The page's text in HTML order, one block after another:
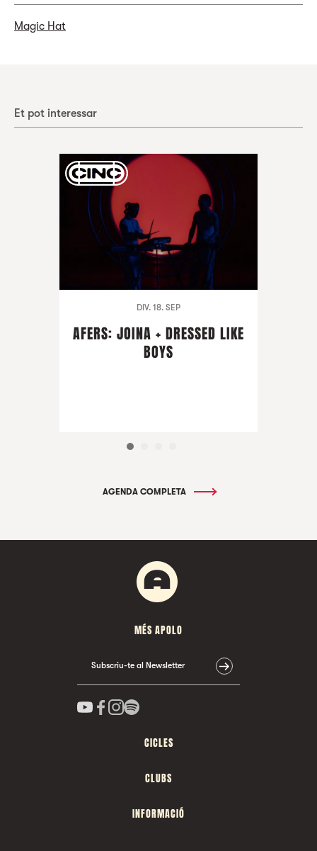
Magic Hat
Et pot interessar
DIV. 18. SEP
AFERS: JOINA + DRESSED LIKE
BOYS
AGENDA COMPLETA
MÉS APOLO
Subscriu-te al Newsletter
CICLES
CLUBS
INFORMACIÓ